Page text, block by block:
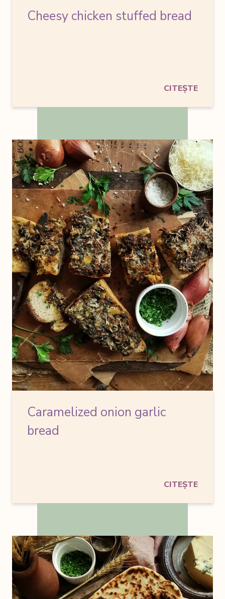
Cheesy chicken stuffed bread
CITEȘTE
Caramelized onion garlic
bread
CITEȘTE